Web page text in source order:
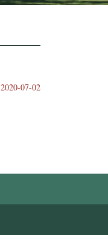
2020-07-02